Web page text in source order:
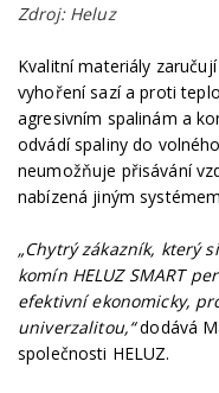
Zdroj: Heluz
Kvalitní materiály
vyhoření sazí a proti
agresivním spalinám a
odvádí spaliny do
neumožňuje přisávání
nabízená jiným
„Chytrý zákazník, který
komín HELUZ SMART
efektivní ekonomicky,
univerzalitou,“dodává
společnosti HELUZ.